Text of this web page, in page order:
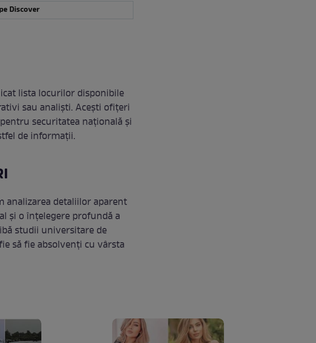
Discover
lista locurilor disponibile
sau analiști. Acești ofițeri
securitatea națională și
de informații.
analizarea detaliilor aparent
și o înțelegere profundă a
studii universitare de
să fie absolvenți cu vârsta